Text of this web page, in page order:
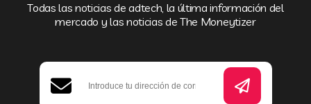
Todas las noticias de adtech, la última información del
mercado y las noticias de The Moneytizer